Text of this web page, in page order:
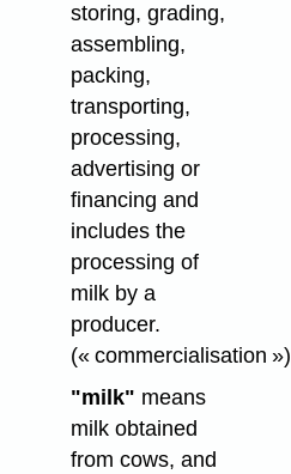
storing, grading,
assembling,
packing,
transporting,
processing,
advertising or
financing and
includes the
processing of
milk by a
producer.
(« commercialisation »)
"milk" means
milk obtained
from cows, and